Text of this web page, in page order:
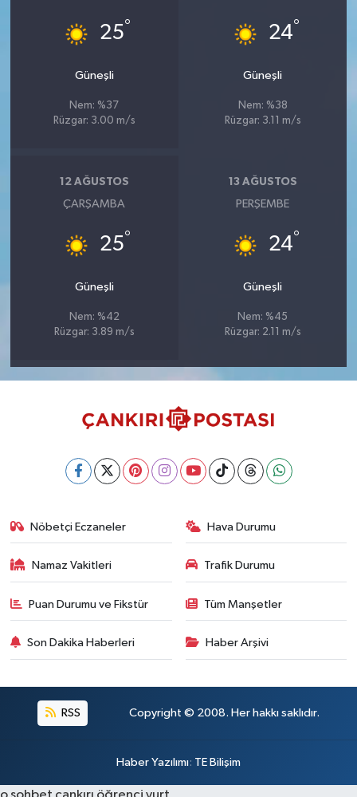
25°
Güneşli
Nem: %37
Rüzgar: 3.00 m/s
24°
Güneşli
Nem: %38
Rüzgar: 3.11 m/s
12 AĞUSTOS
ÇARŞAMBA
25°
Güneşli
Nem: %42
Rüzgar: 3.89 m/s
13 AĞUSTOS
PERŞEMBE
24°
Güneşli
Nem: %45
Rüzgar: 2.11 m/s
Nöbetçi Eczaneler Hava Durumu
Namaz Vakitleri Trafik Durumu
Puan Durumu ve Fikstür Tüm Manşetler
Son Dakika Haberleri Haber Arşivi
RSS Copyright © 2008. Her hakkı saklıdır.
Haber Yazılımı: TE Bilişim